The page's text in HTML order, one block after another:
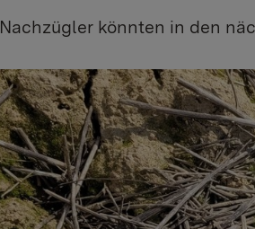
Nachzügler könnten in den